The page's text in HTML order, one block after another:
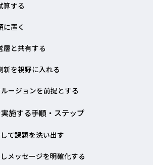
算する
置く
層と共有する
新を視野に入れる
ージョンを前提とする
施する手順・ステップ
て課題を洗い出す
メッセージを明確化する